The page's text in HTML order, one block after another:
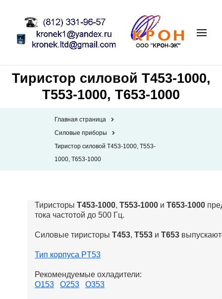
Тиристор силовой Т453-1000,
Т553-1000, Т653-1000
Главная страница
Силовые приборы
Тиристор силовой Т453-1000, Т553-
1000, Т653-1000
Тиристоры Т453-1000, Т553-1000 и Т653-1000
тока частотой до 500 Гц.
Силовые тиристоры Т453, Т553 и Т653
Тип корпуса PT53
Рекомендуемые охладители:
О153
О253 О353